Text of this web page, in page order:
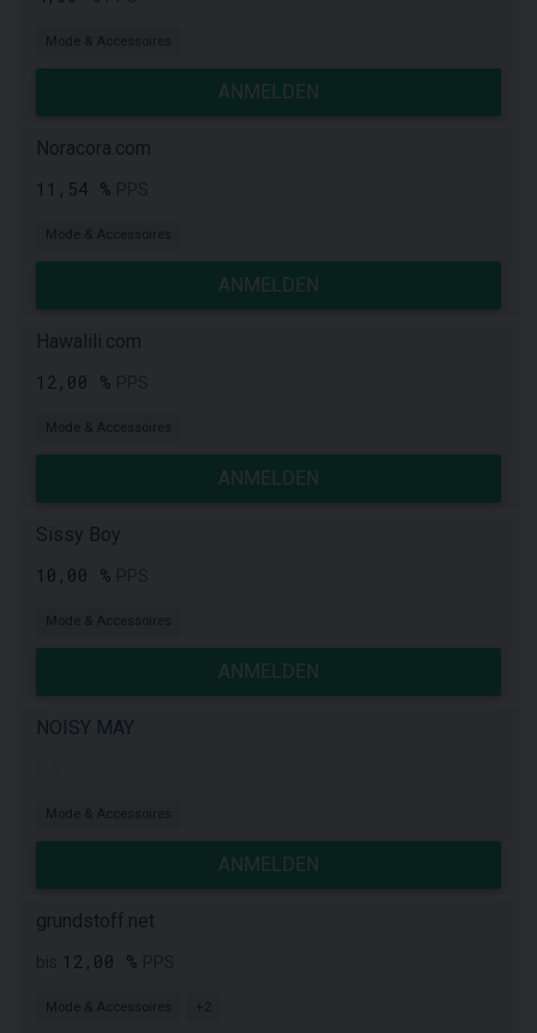
Mode & Accessoires
ANMELDEN
Noracora.com
11,54 %
Mode & Accessoires
ANMELDEN
Hawalili.com
12,00 %
Mode & Accessoires
ANMELDEN
Sissy Boy
10,00 %
Mode & Accessoires
ANMELDEN
NOISY MAY
Mode & Accessoires
ANMELDEN
grundstoff.net
12,00 %
Mode & Accessoires +2